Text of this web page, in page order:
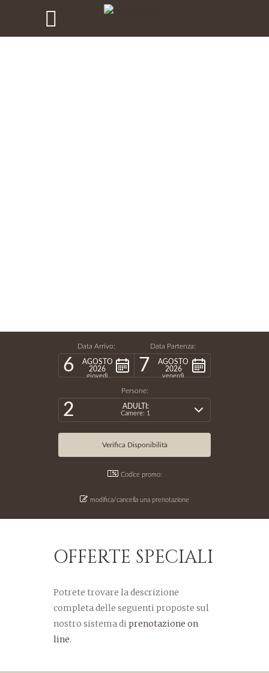
Data Arrivo:
6
AGOSTO
2026
giovedì
Data Partenza:
7
AGOSTO
2026
venerdì
Persone:
2 ADULTI:
Camere: 1
Codice promo:
modifica/cancella una prenotazione
OFFERTE SPECIALI
Potrete trovare la descrizione
completa delle seguenti proposte sul
nostro sistema diprenotazione on
line.